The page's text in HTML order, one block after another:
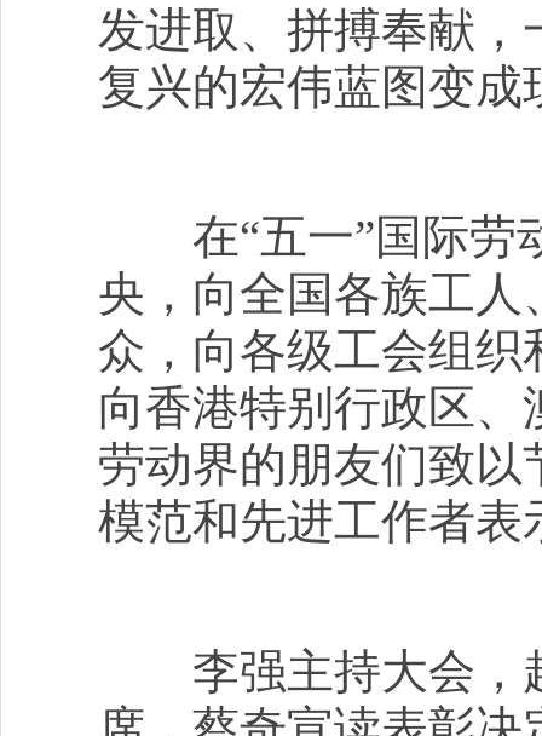
发进取、拼搏奉献
复兴的宏伟蓝图变成
在“五一”国际劳
央，向全国各族工
众，向各级工会组
向香港特别行政区
劳动界的朋友们致
模范和先进工作者表
李强主持大会，